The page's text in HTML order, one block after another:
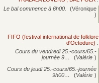
Le bal commence à 6h00.
(Véronique
)
FIFO (festival international de folklore
d'Octodure) :
Cours du vendredi 25.-cours/65.-
journée 9… (Valérie )
Cours du jeudi 25.-cours/65.-journée
9h00…
(Valérie )